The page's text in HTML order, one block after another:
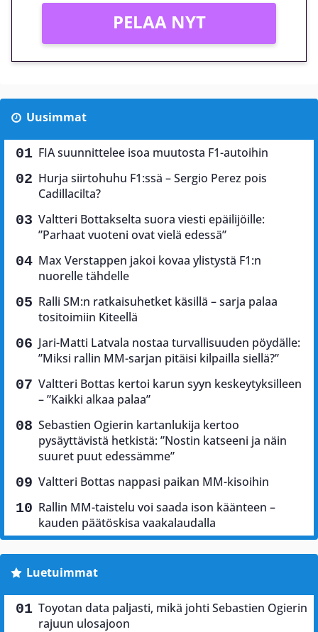
PELAA NYT
Uusimmat
FIA suunnittelee isoa muutosta F1-autoihin
Hurja siirtohuhu F1:ssä – Sergio Perez pois
Cadillacilta?
Valtteri Bottakselta suora viesti epäilijöille:
”Parhaat vuoteni ovat vielä edessä”
Max Verstappen jakoi kovaa ylistystä F1:n
nuorelle tähdelle
Ralli SM:n ratkaisuhetket käsillä – sarja palaa
tositoimiin Kiteellä
Jari-Matti Latvala nostaa turvallisuuden pöydälle:
”Miksi rallin MM-sarjan pitäisi kilpailla siellä?”
Valtteri Bottas kertoi karun syyn keskeytyksilleen
– ”Kaikki alkaa palaa”
Sebastien Ogierin kartanlukija kertoo
pysäyttävistä hetkistä: ”Nostin katseeni ja näin
suuret puut edessämme”
Valtteri Bottas nappasi paikan MM-kisoihin
Rallin MM-taistelu voi saada ison käänteen –
kauden päätöskisa vaakalaudalla
Luetuimmat
Toyotan data paljasti, mikä johti Sebastien Ogierin
rajuun ulosajoon